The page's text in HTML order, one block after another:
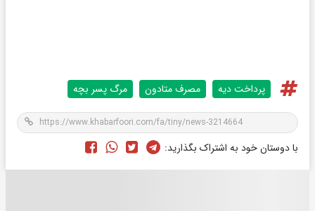
پرداخت دیه مصرف متادون مرگ پسر بچه
با دوستان خود به اشتراک بگذارید: